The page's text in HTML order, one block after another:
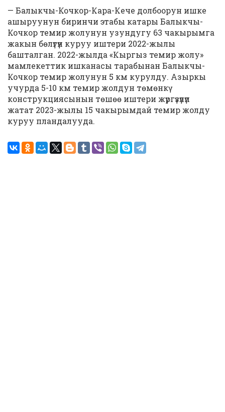
— Балыкчы-Кочкор-Кара-Кече долбоорун ишке
ашыруунун биринчи этабы катары Балыкчы-
Кочкор темир жолунун узундугу 63 чакырымга
жакын бөлүгүн куруу иштери 2022-жылы
башталган. 2022-жылда «Кыргыз темир жолу»
мамлекеттик ишканасы тарабынан Балыкчы-
Кочкор темир жолунун 5 км курулду. Азыркы
учурда 5-10 км темир жолдун төмөнкү
конструкциясынын төшөө иштери жүргүзүлүп
жатат 2023-жылы 15 чакырымдай темир жолду
куруу пландалууда.